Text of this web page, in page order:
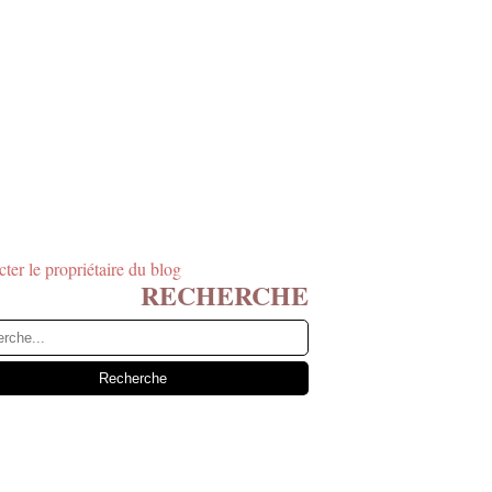
le propriétaire du blog
RECHERCHE